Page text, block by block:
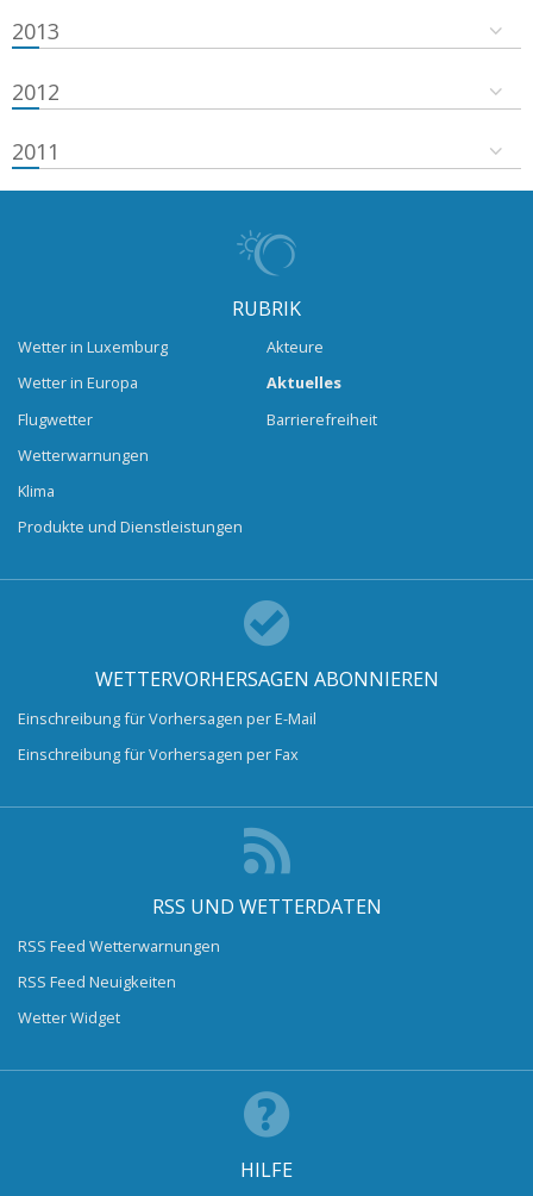
2013
2012
2011
RUBRIK
Wetter in Luxemburg
Wetter in Europa
Flugwetter
Wetterwarnungen
Klima
Produkte und Dienstleistungen
Akteure
Aktuelles
Barrierefreiheit
WETTERVORHERSAGEN ABONNIEREN
Einschreibung für Vorhersagen per E-Mail
Einschreibung für Vorhersagen per Fax
RSS UND WETTERDATEN
RSS Feed Wetterwarnungen
RSS Feed Neuigkeiten
Wetter Widget
HILFE